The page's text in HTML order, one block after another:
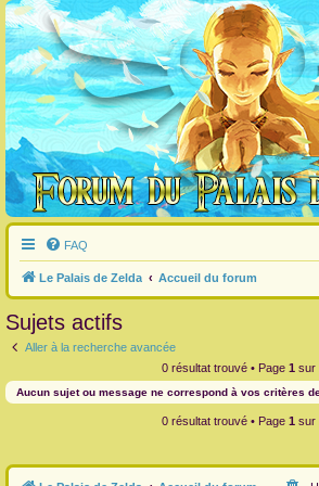
FAQ
Le Palais de Zelda Accueil du forum
Sujets actifs
Aller à la recherche avancée
0 résultat trouvé • Page 1 sur
Aucun sujet ou message ne correspond à vos critères
0 résultat trouvé • Page 1 sur